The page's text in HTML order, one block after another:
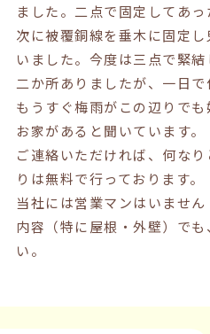
ました。二点で固定してあ
次に被覆銅線を垂木に固定
いました。今度は三点で緊
二か所ありましたが、一日で
もうすぐ梅雨がこの辺りで
お家があると聞いています。
ご連絡いただければ、何な
りは無料で行っております。
当社には営業マンはいませ
内容（特に屋根・外壁）で
い。